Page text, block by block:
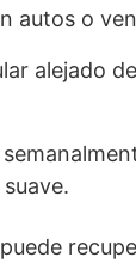
autos o
alejado